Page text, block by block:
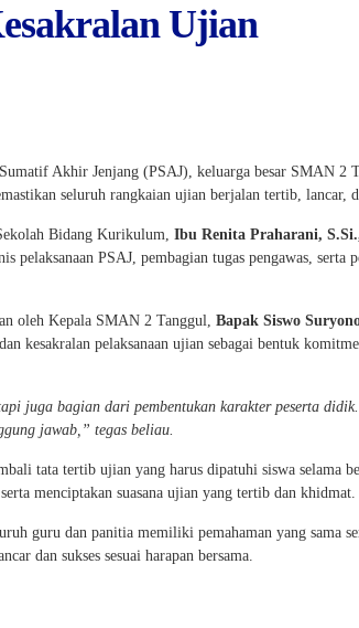
Ujian
Akhir Jenjang (PSAJ), keluarga besar SMAN 2
seluruh rangkaian ujian berjalan tertib, lancar,
Bidang Kurikulum, Ibu Renita Praharani,
pelaksanaan PSAJ, pembagian tugas pengawas, serta
oleh Kepala SMAN 2 Tanggul, Bapak Siswo
kesakralan pelaksanaan ujian sebagai bentuk
juga bagian dari pembentukan karakter peserta
jawab,” tegas beliau.
tata tertib ujian yang harus dipatuhi siswa selama
menciptakan suasana ujian yang tertib dan khidmat.
guru dan panitia memiliki pemahaman yang sama
dan sukses sesuai harapan bersama.